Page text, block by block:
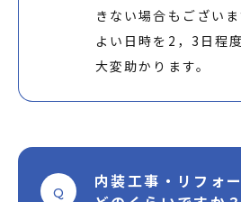
きない場合もござい
よい日時を2，3日程
大変助かります。
Q
内装工事・リフォ